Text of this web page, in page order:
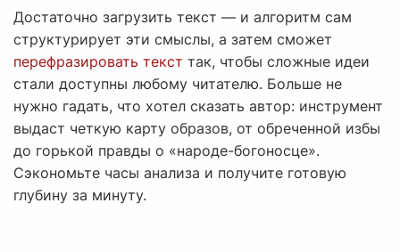
Достаточно загрузить текст — и алгоритм сам
структурирует эти смыслы, а затем сможет
перефразировать текст так, чтобы сложные идеи
стали доступны любому читателю. Больше не
нужно гадать, что хотел сказать автор: инструмент
выдаст четкую карту образов, от обреченной избы
до горькой правды о «народе-богоносце».
Сэкономьте часы анализа и получите готовую
глубину за минуту.